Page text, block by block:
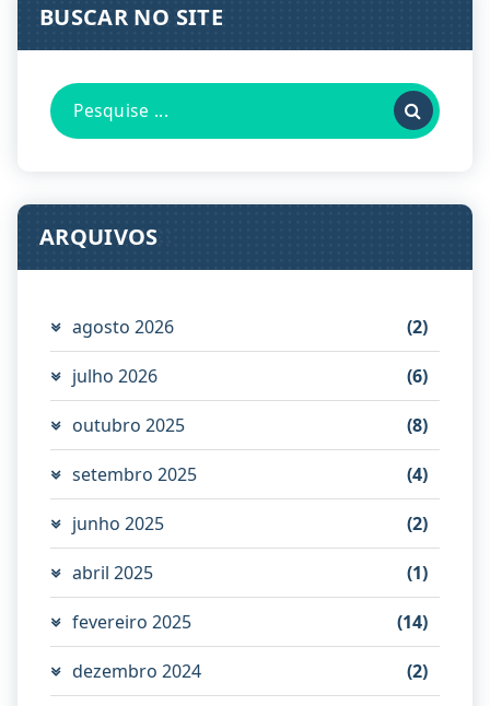
BUSCAR NO SITE
Pesquisa
por:
ARQUIVOS
agosto 2026 (2)
julho 2026 (6)
outubro 2025 (8)
setembro 2025 (4)
junho 2025 (2)
abril 2025 (1)
fevereiro 2025 (14)
dezembro 2024 (2)